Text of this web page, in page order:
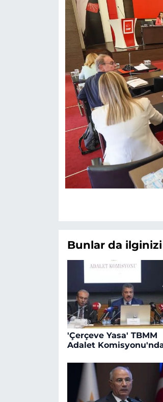
Bunlar da
'Çerçeve Yasa' TBMM
Adalet